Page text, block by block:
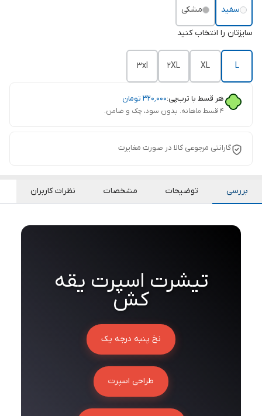
سفید مشکی
سایزتان را انتخاب کنید
L
XL
2XL
3xl
هر قسط با ترب‌پی:۳۲۰٬۰۰۰ تومان
۴ قسط ماهانه. بدون سود، چک و ضامن.
گارانتی مرجوعی کالا در صورت مغایرت
بررسی توضیحات مشخصات نظرات کاربران
تیشرت اسپرت یقه
کش
نخ پنبه درجه یک
طراحی اسپرت